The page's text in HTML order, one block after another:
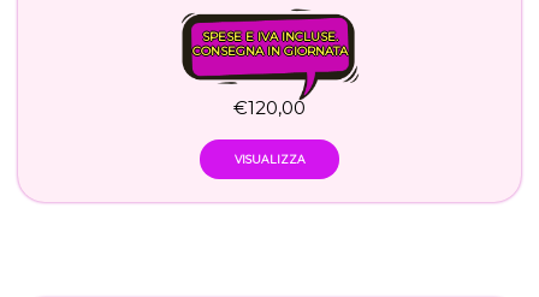
SPESE E IVA INCLUSE.
CONSEGNA IN GIORNATA
€120,00
VISUALIZZA